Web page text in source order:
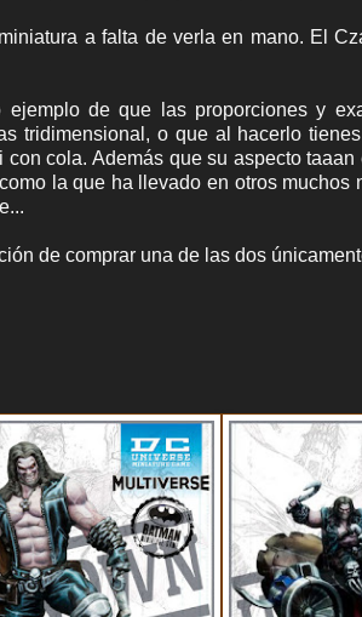
a falta de verla en mano. El
de que las proporciones y
tridimensional, o que al hacerlo
cola. Además que su aspecto
la que ha llevado en otros
de comprar una de las dos